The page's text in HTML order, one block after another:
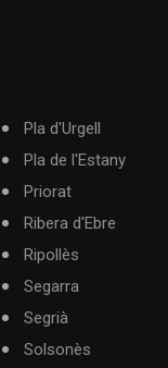
Pla d'Urgell
Pla de l'Estany
Priorat
Ribera d'Ebre
Ripollès
Segarra
Segrià
Solsonès